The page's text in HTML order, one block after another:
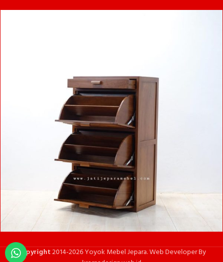
Copyright2014-2026 Yoyok Mebel Jepara. Web Developer By